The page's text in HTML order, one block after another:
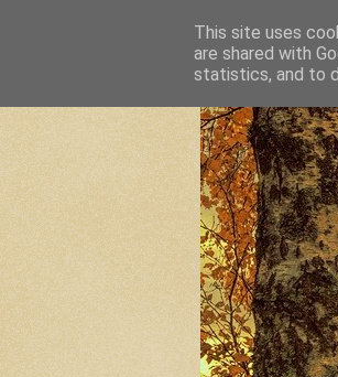
This site uses
are shared with
statistics, and to